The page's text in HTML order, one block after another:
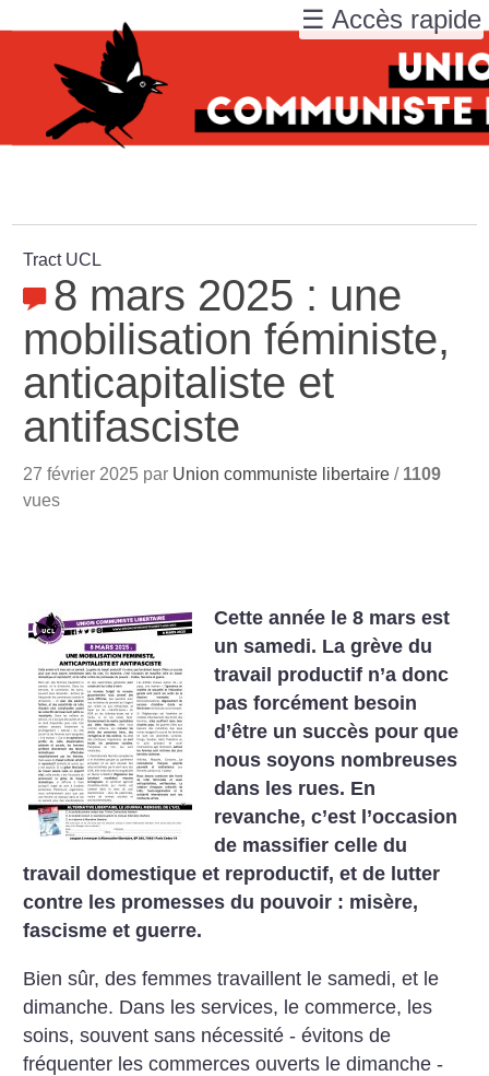
Tract UCL
8 mars 2025 : une
mobilisation féministe,
anticapitaliste et
antifasciste
27 février 2025 par Union communiste libertaire / 1109
vues
Cette année le 8 mars est
un samedi. La grève du
travail productif n’a donc
pas forcément besoin
d’être un succès pour que
nous soyons nombreuses
dans les rues. En
revanche, c’est l’occasion
de massifier celle du
travail domestique et reproductif, et de lutter
contre les promesses du pouvoir : misère,
fascisme et guerre.
Bien sûr, des femmes travaillent le samedi, et le
dimanche. Dans les services, le commerce, les
soins, souvent sans nécessité - évitons de
fréquenter les commerces ouverts le dimanche -
☰ Accès rapide